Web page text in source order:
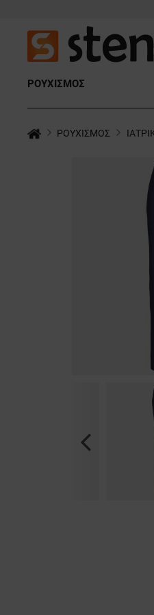
ΡΟΥΧΙΣΜΟΣ
ΡΟΥΧΙΣΜΟΣ
Previous